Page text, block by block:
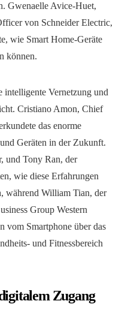
Gwenaelle Avice-Huet,
von Schneider Electric,
wie Smart Home-Geräte
können.
intelligente Vernetzung und
Cristiano Amon, Chief
das enorme
Geräten in der Zukunft.
und Tony Ran, der
wie diese Erfahrungen
während William Tian, der
Group Western
vom Smartphone über das
und Fitnessbereich
Zugang